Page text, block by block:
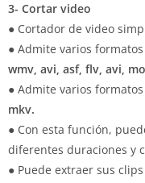
3- Cortar video
● Cortador de video
● Admite varios
wmv, avi, asf, flv, avi,
● Admite varios
mkv.
● Con esta función,
diferentes duraciones y
● Puede extraer sus